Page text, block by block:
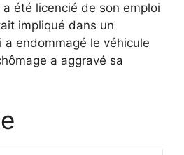
été licencié de son emploi
impliqué dans un
a endommagé le véhicule
a aggravé sa